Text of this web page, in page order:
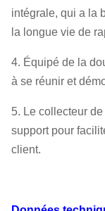
intégrale, qui a la
la longue vie de
4. Équipé de la
à se réunir et
5. Le collecteur
support pour
client.